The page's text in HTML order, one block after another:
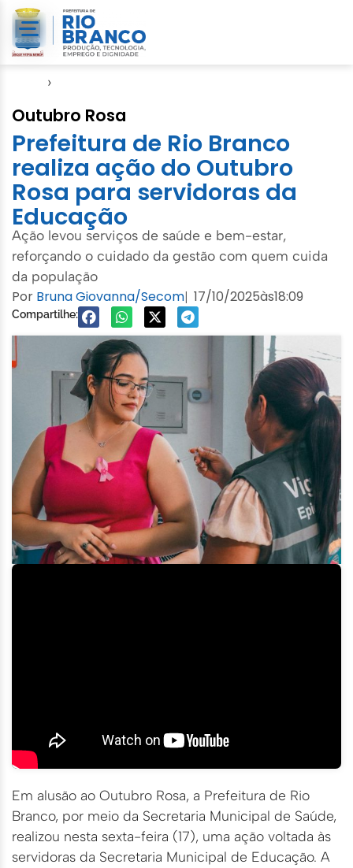
›
Outubro Rosa
Prefeitura de Rio Branco
realiza ação do Outubro
Rosa para servidoras da
Educação
Ação levou serviços de saúde e bem-estar,
reforçando o cuidado da gestão com quem cuida
da população
Por Bruna Giovanna/Secom| 17/10/2025às18:09
Compartilhe:
Em alusão ao Outubro Rosa, a Prefeitura de Rio
Branco, por meio da Secretaria Municipal de Saúde,
realizou nesta sexta-feira (17), uma ação voltada às
servidoras da Secretaria Municipal de Educação. A